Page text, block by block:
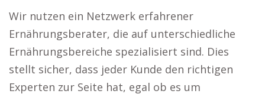
Wir nutzen ein Netzwerk erfahrener
Ernährungsberater, die auf unterschiedliche
Ernährungsbereiche spezialisiert sind. Dies
stellt sicher, dass jeder Kunde den richtigen
Experten zur Seite hat, egal ob es um